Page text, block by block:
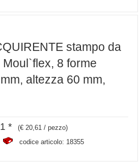
stampo da
8 forme
altezza 60 mm,
* (€ 20,61 / pezzo)
codice articolo: 18355